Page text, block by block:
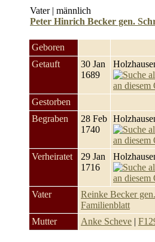
Vater | männlich
Peter Hinrich Becker gen.
Geboren
Getauft
30 Jan
1689
Gestorben
Begraben
28 Feb
1740
Verheiratet
29 Jan
1716
Vater Reinke Becker
Familienblatt
Mutter
Anke Scheve |